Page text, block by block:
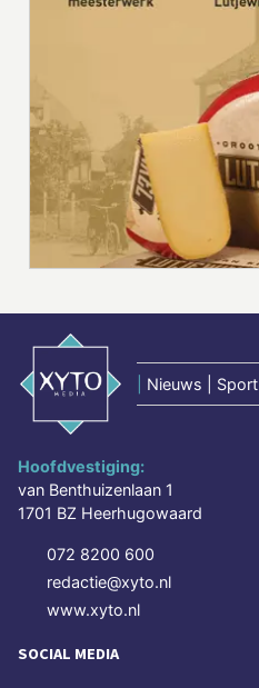
Nieuws |
Hoofdvestiging:
van Benthuizenlaan 1
1701 BZ Heerhugowaard
072 8200 600
redactie@xyto.nl
www.xyto.nl
SOCIAL MEDIA